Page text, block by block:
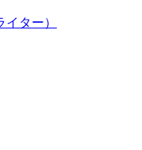
ター）